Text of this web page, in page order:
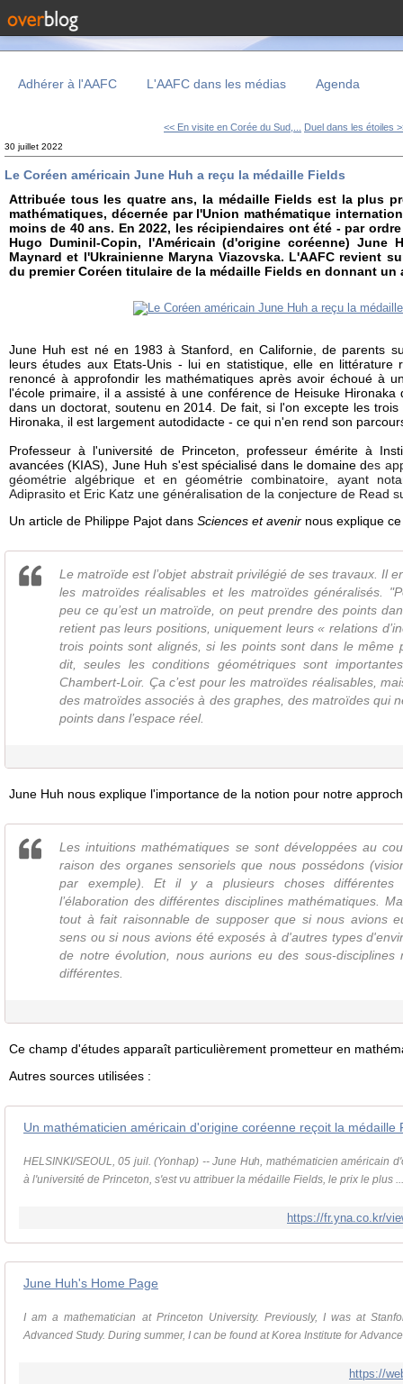
Adhérer à l'AAFC L'AAFC dans les médias Agenda
<< En visite en Corée du Sud,... Duel dans les étoiles
30 juillet 2022
Le Coréen américain June Huh a reçu la médaille Fields
Attribuée tous les quatre ans, la médaille Fields est la plus
mathématiques, décernée par l'Union mathématique
moins de 40 ans. En 2022, les récipiendaires ont été - par
Hugo Duminil-Copin, l'Américain (d'origine coréenne) June
Maynard et l'Ukrainienne Maryna Viazovska. L'AAFC revient
du premier Coréen titulaire de la médaille Fields en donnant un
June Huh est né en 1983 à Stanford, en Californie, de parents
leurs études aux Etats-Unis - lui en statistique, elle en littérature
renoncé à approfondir les mathématiques après avoir échoué à
l'école primaire, il a assisté à une conférence de Heisuke
dans un doctorat, soutenu en 2014. De fait, si l'on excepte les
Hironaka, il est largement autodidacte - ce qui n'en rend son
Professeur à l'université de Princeton, professeur émérite à
avancées (KIAS), June Huh s'est spécialisé dans le domaine des
géométrie algébrique et en géométrie combinatoire, ayant
Adiprasito et Eric Katz une généralisation de la conjecture de Read
Un article de Philippe Pajot dans Sciences et avenir nous explique
Le matroïde est l’objet abstrait privilégié de ses travaux. Il
les matroïdes réalisables et les matroïdes généralisés.
peu ce qu’est un matroïde, on peut prendre des points
retient pas leurs positions, uniquement leurs « relations
trois points sont alignés, si les points sont dans le même
dit, seules les conditions géométriques sont
Chambert-Loir. Ça c’est pour les matroïdes réalisables,
des matroïdes associés à des graphes, des matroïdes qui
points dans l’espace réel.
June Huh nous explique l'importance de la notion pour notre
Les intuitions mathématiques se sont développées au
raison des organes sensoriels que nous possédons
par exemple). Et il y a plusieurs choses
l’élaboration des différentes disciplines mathématiques.
tout à fait raisonnable de supposer que si nous avions
sens ou si nous avions été exposés à d'autres types
de notre évolution, nous aurions eu des sous-disciplines
différentes.
Ce champ d'études apparaît particulièrement prometteur en
Autres sources utilisées :
HELSINKI/SEOUL, 05 juil. (Yonhap) -- June Huh, mathématicien américain
à l'université de Princeton, s'est vu attribuer la médaille Fields, le prix le plus ...
https://fr.yna.co.kr/
June Huh's Home Page
I am a mathematician at Princeton University. Previously, I was at
Advanced Study. During summer, I can be found at Korea Institute for
https://